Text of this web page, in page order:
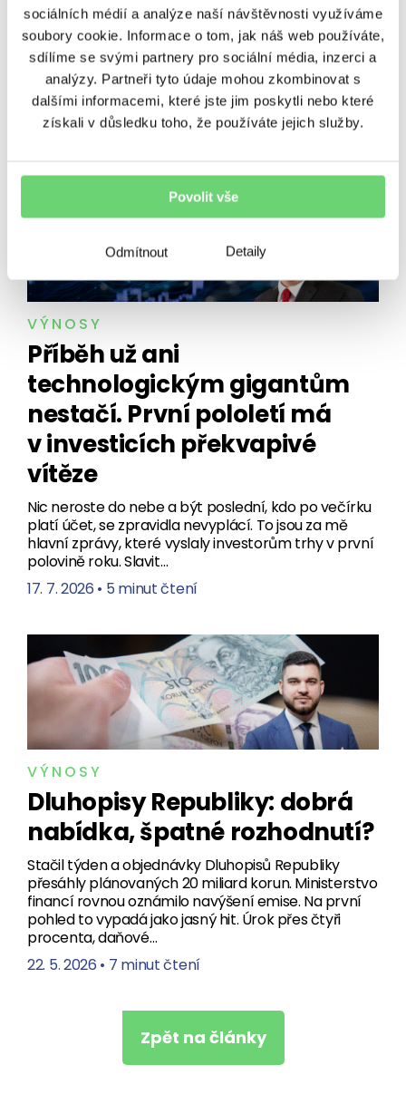
Detaily
sociálních médií a analýze naší návštěvnosti využíváme
soubory cookie. Informace o tom, jak náš web používáte,
sdílíme se svými partnery pro sociální média, inzerci a
analýzy. Partneři tyto údaje mohou zkombinovat s
dalšími informacemi, které jste jim poskytli nebo které
získali v důsledku toho, že používáte jejich služby.
Povolit vše
Odmítnout
ze řetězu
Sbírám Pokémon karty. A právě proto vám řeknu,
proč do nich teď neinvestovat. Pikachu, Charizard
nebo třeba Bulbasaur už 30 let baví děti i dospělé
po celém světě. Jenže tyhle…
VÝNOSY
Příběh už ani
technologickým gigantům
nestačí. První pololetí má
v investicích překvapivé
vítěze
Nic neroste do nebe a být poslední, kdo po večírku
platí účet, se zpravidla nevyplácí. To jsou za mě
hlavní zprávy, které vyslaly investorům trhy v první
polovině roku. Slavit…
17. 7. 2026 • 5 minut čtení
VÝNOSY
Dluhopisy Republiky: dobrá
nabídka, špatné rozhodnutí?
Stačil týden a objednávky Dluhopisů Republiky
přesáhly plánovaných 20 miliard korun. Ministerstvo
financí rovnou oznámilo navýšení emise. Na první
pohled to vypadá jako jasný hit. Úrok přes čtyři
procenta, daňové…
22. 5. 2026 • 7 minut čtení
Zpět na články